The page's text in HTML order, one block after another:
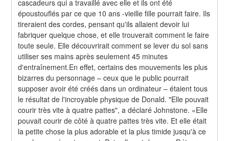
cascadeurs qui a travaillé avec elle et ils ont été
époustouflés par ce que 10 ans -vieille fille pourrait faire. Ils
tireraient des cordes, pensant qu'ils allaient devoir lui
fabriquer quelque chose, et elle trouverait comment le faire
toute seule. Elle découvrirait comment se lever du sol sans
utiliser ses mains après seulement 45 minutes
d'entraînement.En effet, certains des mouvements les plus
bizarres du personnage – ceux que le public pourrait
supposer avoir été créés dans un ordinateur – étaient tous
le résultat de l'incroyable physique de Donald. "Elle pouvait
courir très vite à quatre pattes", a déclaré Johnstone. «Elle
pouvait courir de côté à quatre pattes très vite. Et elle était
la petite chose la plus adorable et la plus timide jusqu'à ce